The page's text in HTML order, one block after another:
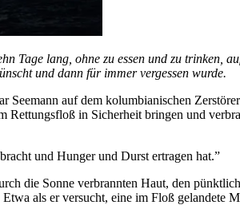
Tage lang, ohne zu essen und zu trinken,
und dann für immer vergessen wurde.
auf dem kolumbianischen
in Sicherheit bringen und
und Hunger und Durst ertragen hat.”
die Sonne verbrannten Haut, den
als er versucht, eine im Floß gelandete